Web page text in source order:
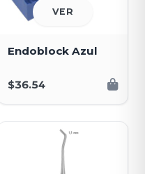
VER
Endoblock Azul
$36.54